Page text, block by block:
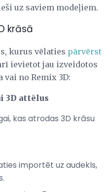
uz saviem modeļiem.
krāsā
kurus vēlaties pārvērst
ievietot jau izveidotos
vai no Remix 3D:
3D attēlus
kas atrodas 3D krāsu
importēt uz audekls,